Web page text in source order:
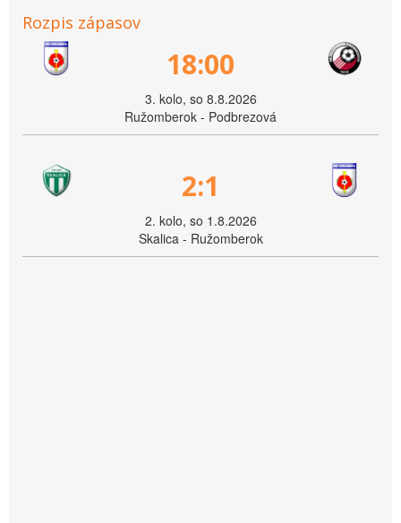
Rozpis zápasov
18:00
3. kolo, so 8.8.2026
Ružomberok - Podbrezová
2:1
2. kolo, so 1.8.2026
Skalica - Ružomberok